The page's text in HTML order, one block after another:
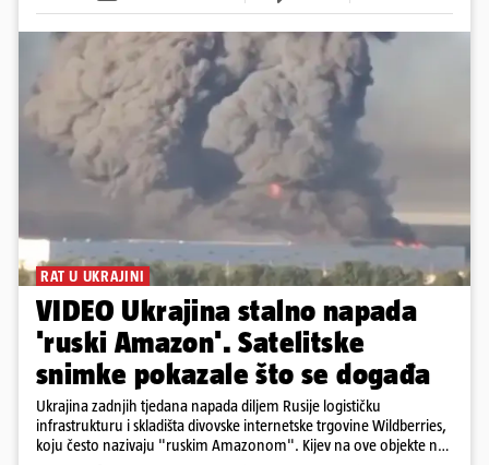
RAT U UKRAJINI
VIDEO Ukrajina stalno napada
'ruski Amazon'. Satelitske
snimke pokazale što se događa
Ukrajina zadnjih tjedana napada diljem Rusije logističku
infrastrukturu i skladišta divovske internetske trgovine Wildberries,
koju često nazivaju "ruskim Amazonom". Kijev na ove objekte ne